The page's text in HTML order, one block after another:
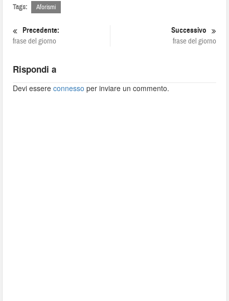
Tags: Aforismi
Precedente:
frase del giorno
Successivo
frase del giorno
Rispondi a
Devi essereconnesso per inviare un commento.